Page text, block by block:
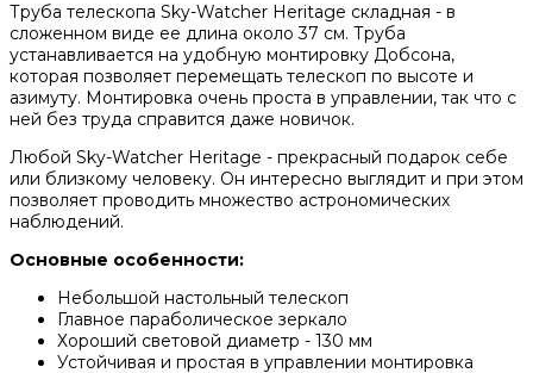
Труба телескопа Sky-Watcher Heritage складная - в
сложенном виде ее длина около 37 см. Труба
устанавливается на удобную монтировку Добсона,
которая позволяет перемещать телескоп по высоте и
азимуту. Монтировка очень проста в управлении, так что с
ней без труда справится даже новичок.
Любой Sky-Watcher Heritage - прекрасный подарок себе
или близкому человеку. Он интересно выглядит и при этом
позволяет проводить множество астрономических
наблюдений.
Основные особенности:
Небольшой настольный телескоп
Главное параболическое зеркало
Хороший световой диаметр - 130 мм
Устойчивая и простая в управлении монтировка